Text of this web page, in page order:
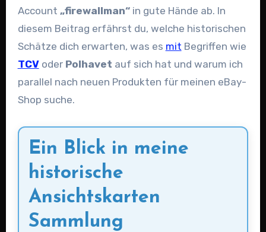
Account „firewallman“in gute Hände ab. In
diesem Beitrag erfährst du, welche historischen
Schätze dich erwarten, was es mit Begriffen wie
TCVoder Polhavet auf sich hat und warum ich
parallel nach neuen Produkten für meinen eBay-
Shop suche.
Ein Blick in meine
historische
Ansichtskarten
Sammlung